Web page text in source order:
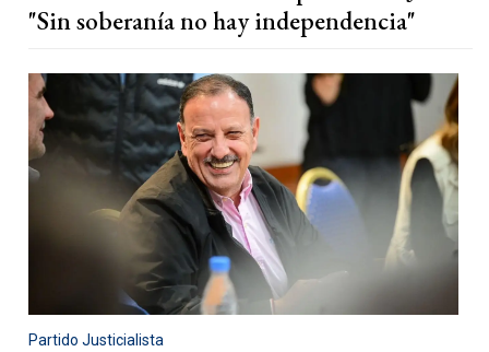
"Sin soberanía no hay independencia"
Partido Justicialista